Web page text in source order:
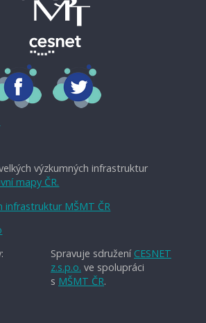
výzkumných infrastruktur
mapy ČR.
infrastruktur MŠMT ČR
Spravuje sdružení CESNET
z.s.p.o. ve spolupráci
s MŠMT ČR.